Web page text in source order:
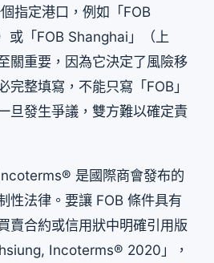
指定港口，例如「FOB
或「FOB Shanghai」（上
關重要，因為它決定了風險移
完整填寫，不能只寫「FOB」
旦發生爭議，雙方難以確定責
是國際商會發布的
性法律。要讓 FOB 條件具有
賣合約或信用狀中明確引用版
Incoterms® 2020」，